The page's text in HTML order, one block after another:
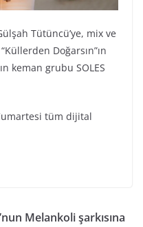
Tütüncü’ye, mix ve
Doğarsın”ın
keman grubu SOLES
tüm dijital
Melankoli şarkısına